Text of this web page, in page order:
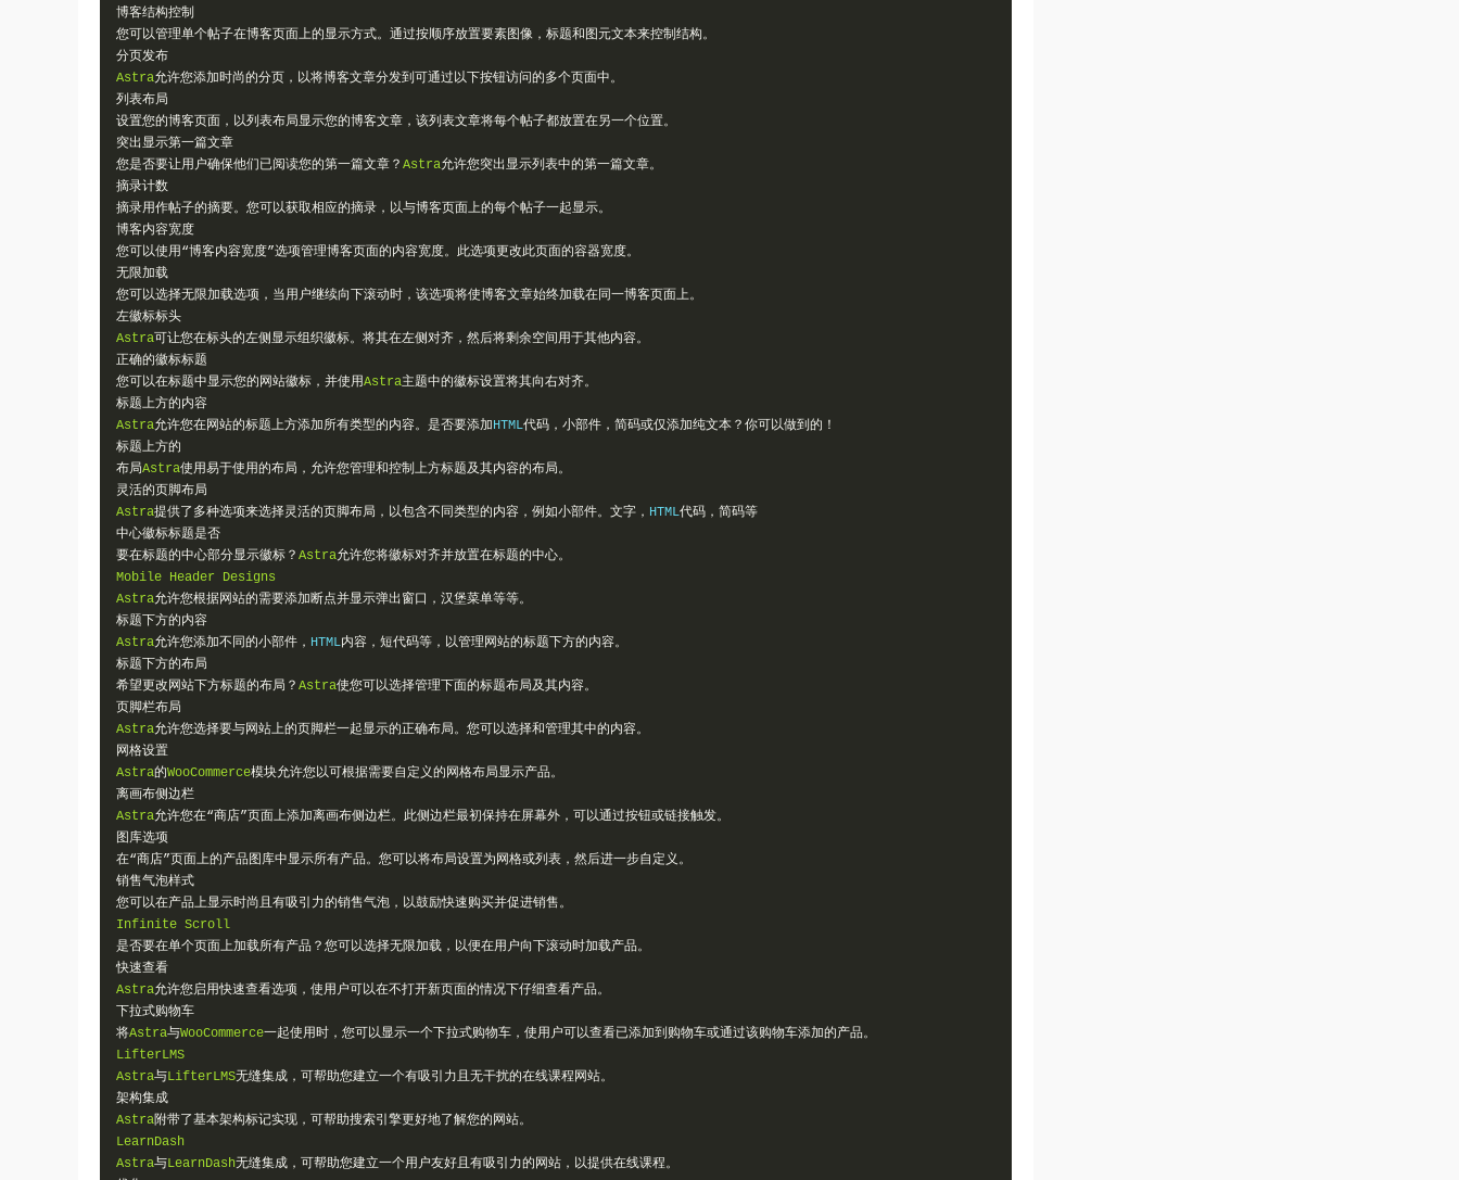
博客结构控制
您可以管理单个帖子在博客页面上的显示方式。通过按顺序放置要素图像，标题和图元文本来控制结构。
分页发布
Astra允许您添加时尚的分页，以将博客文章分发到可通过以下按钮访问的多个页面中。
列表布局
设置您的博客页面，以列表布局显示您的博客文章，该列表文章将每个帖子都放置在另一个位置。
突出显示第一篇文章
您是否要让用户确保他们已阅读您的第一篇文章？ Astra允许您突出显示列表中的第一篇文章。
摘录计数
摘录用作帖子的摘要。您可以获取相应的摘录，以与博客页面上的每个帖子一起显示。
博客内容宽度
您可以使用“博客内容宽度”选项管理博客页面的内容宽度。此选项更改此页面的容器宽度。
无限加载
您可以选择无限加载选项，当用户继续向下滚动时，该选项将使博客文章始终加载在同一博客页面上。
左徽标标头
Astra可让您在标头的左侧显示组织徽标。将其在左侧对齐，然后将剩余空间用于其他内容。
正确的徽标标题
您可以在标题中显示您的网站徽标，并使用Astra主题中的徽标设置将其向右对齐。
标题上方的内容
Astra允许您在网站的标题上方添加所有类型的内容。是否要添加HTML代码，小部件，简码或仅添加纯文本？你可以做到的！
标题上方的
布局Astra使用易于使用的布局，允许您管理和控制上方标题及其内容的布局。
灵活的页脚布局
Astra提供了多种选项来选择灵活的页脚布局，以包含不同类型的内容，例如小部件。文字， HTML代码，简码等
中心徽标标题是否
要在标题的中心部分显示徽标？ Astra允许您将徽标对齐并放置在标题的中心。
Mobile Header
Designs
Astra允许您根据网站的需要添加断点并显示弹出窗口，汉堡菜单等等。
标题下方的内容
Astra允许您添加不同的小部件， HTML内容，短代码等，以管理网站的标题下方的内容。
标题下方的布局
希望更改网站下方标题的布局？ Astra使您可以选择管理下面的标题布局及其内容。
页脚栏布局
Astra允许您选择要与网站上的页脚栏一起显示的正确布局。您可以选择和管理其中的内容。
网格设置
Astra的WooCommerce模块允许您以可根据需要自定义的网格布局显示产品。
离画布侧边栏
Astra允许您在“商店”页面上添加离画布侧边栏。此侧边栏最初保持在屏幕外，可以通过按钮或链接触发。
图库选项
在“商店”页面上的产品图库中显示所有产品。您可以将布局设置为网格或列表，然后进一步自定义。
销售气泡样式
您可以在产品上显示时尚且有吸引力的销售气泡，以鼓励快速购买并促进销售。
Infinite Scroll
是否要在单个页面上加载所有产品？您可以选择无限加载，以便在用户向下滚动时加载产品。
快速查看
Astra允许您启用快速查看选项，使用户可以在不打开新页面的情况下仔细查看产品。
下拉式购物车
将Astra与WooCommerce一起使用时，您可以显示一个下拉式购物车，使用户可以查看已添加到购物车或通过该购物车添加的产品。
LifterLMS
Astra与LifterLMS无缝集成，可帮助您建立一个有吸引力且无干扰的在线课程网站。
架构集成
Astra附带了基本架构标记实现，可帮助搜索引擎更好地了解您的网站。
LearnDash
Astra与LearnDash无缝集成，可帮助您建立一个用户友好且有吸引力的网站，以提供在线课程。